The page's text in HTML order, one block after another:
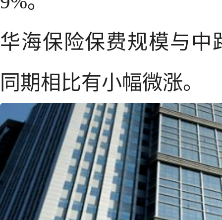
华海保险保费规模与中
同期相比有小幅微涨。